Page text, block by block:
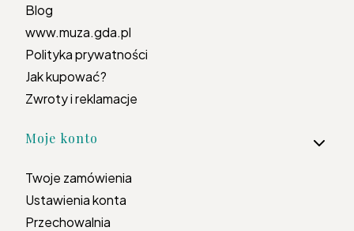
Blog
www.muza.gda.pl
Polityka prywatności
Jak kupować?
Zwroty i reklamacje
Moje konto
Twoje zamówienia
Ustawienia konta
Przechowalnia